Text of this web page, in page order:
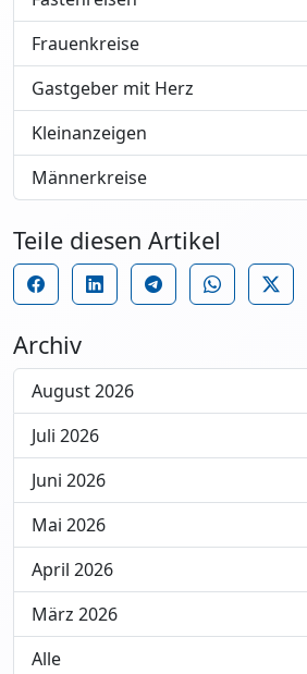
Frauenkreise
Gastgeber mit Herz
Kleinanzeigen
Männerkreise
Teile diesen Artikel
Archiv
August 2026
Juli 2026
Juni 2026
Mai 2026
April 2026
März 2026
Alle